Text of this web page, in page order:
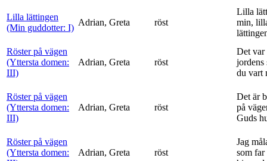
Lilla lättingen
(Min guddotter: I)
Adrian, Greta röst
Lilla
min,
Röster på vägen
(Yttersta domen:
III)
Adrian, Greta röst
Det var
jordens
du vart
Röster på vägen
(Yttersta domen:
III)
Adrian, Greta röst
Det är
på
Guds
Röster på vägen
(Yttersta domen:
Adrian, Greta röst
Jag
som